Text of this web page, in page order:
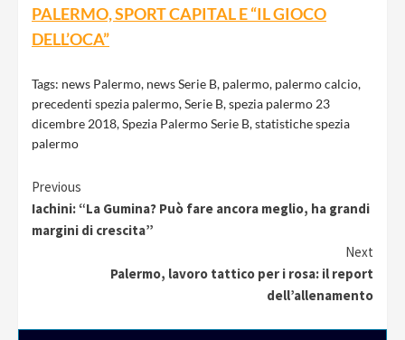
PALERMO, SPORT CAPITAL E “IL GIOCO
DELL’OCA”
Tags: news Palermo, news Serie B, palermo, palermo calcio,
precedenti spezia palermo,Serie B,spezia palermo 23
dicembre 2018,Spezia Palermo Serie B,statistiche spezia
palermo
Continue
Reading
Previous
Iachini: “La Gumina? Può fare ancora meglio, ha grandi
margini di crescita”
Next
Palermo, lavoro tattico per i rosa: il report
dell’allenamento